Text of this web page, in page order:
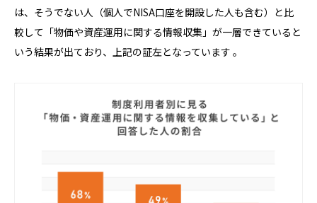
は、そうでない人（個人でNISA口座を開設した人も含む）と比
較して「物価や資産運用に関する情報収集」が一層できていると
いう結果が出ており、上記の証左となっています 。